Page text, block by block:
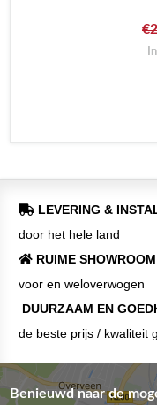
LEVERING &
door het hele land
RUIME SHOWROOM
voor en weloverwogen
DUURZAAM EN
de beste prijs / kwaliteit
Benieuwd naar de